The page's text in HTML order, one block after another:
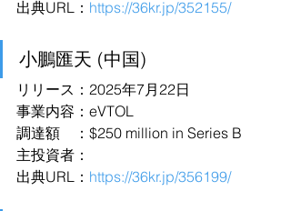
出典URL： https://36kr.jp/352155/
小鵬匯天 (中国)
リリース：2025年7月22日
事業内容：eVTOL
調達額　：$250 million in Series B
主投資者：
出典URL： https://36kr.jp/356199/